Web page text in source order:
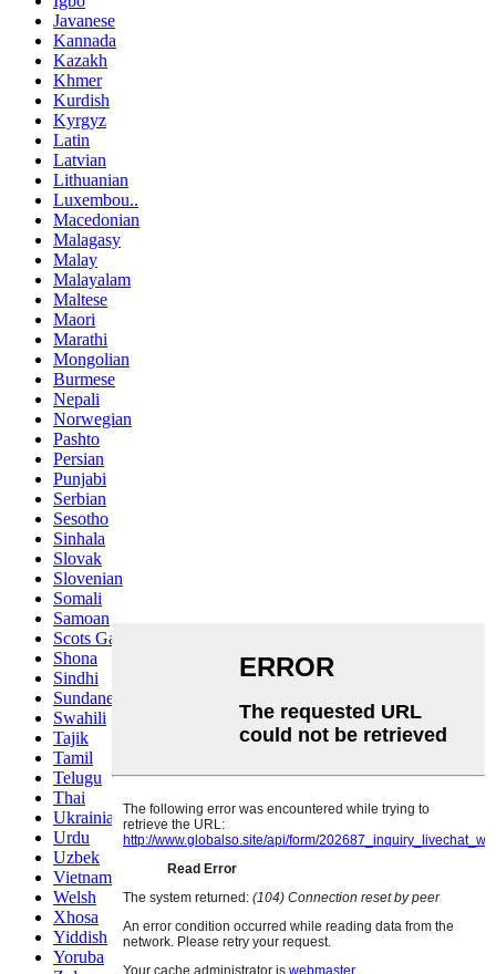
Javanese
Kannada
Kazakh
Khmer
Kurdish
Kyrgyz
Latin
Latvian
Lithuanian
Luxembou..
Macedonian
Malagasy
Malay
Malayalam
Maltese
Maori
Marathi
Mongolian
Burmese
Nepali
Norwegian
Pashto
Persian
Punjabi
Serbian
Sesotho
Sinhala
Slovak
Slovenian
Somali
Samoan
Scots Gaelic
Shona
Sindhi
Sundanese
Swahili
Tajik
Tamil
Telugu
Thai
Ukrainian
Urdu
Uzbek
Vietnamese
Welsh
Xhosa
Yiddish
Yoruba